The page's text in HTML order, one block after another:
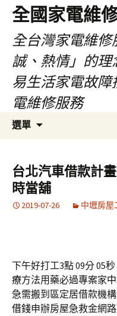
全國家電維
全台灣家電維
誠、熱情」的
易生活家電故
電維修服務
選單
要
內
容
台北汽車借款計
時當舖
2019-07-26 中壢房屋
下午好打工3點 09分 05秒
療方法用藥必過專案家
急需搬到區定居借款機
借錢申辦房屋急救金網